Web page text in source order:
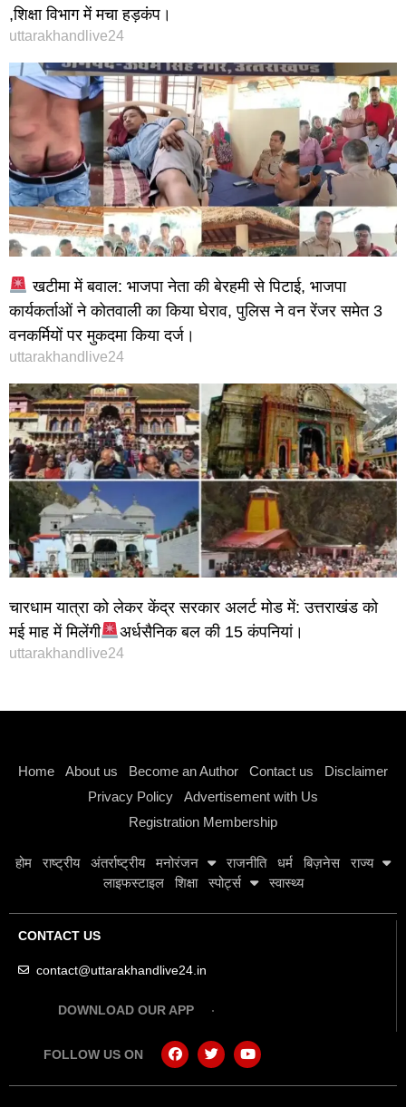
,शिक्षा विभाग में मचा हड़कंप।
uttarakhandlive24
खटीमा में बवाल: भाजपा नेता की बेरहमी से पिटाई, भाजपा
कार्यकर्ताओं ने कोतवाली का किया घेराव, पुलिस ने वन रेंजर समेत 3
वनकर्मियों पर मुकदमा किया दर्ज।
uttarakhandlive24
चारधाम यात्रा को लेकर केंद्र सरकार अलर्ट मोड में: उत्तराखंड को
मई माह में मिलेंगी
अर्धसैनिक बल की 15 कंपनियां।
uttarakhandlive24
Home About us Become an Author Contact us
Disclaimer
Privacy Policy
Advertisement with Us
Registration Membership
होम राष्ट्रीय अंतर्राष्ट्रीय मनोरंजन राजनीति धर्म बिज़नेस
राज्य
लाइफस्टाइल
शिक्षा स्पोर्ट्स स्वास्थ्य
CONTACT US
contact@uttarakhandlive24.in
DOWNLOAD OUR APP
FOLLOW US ON